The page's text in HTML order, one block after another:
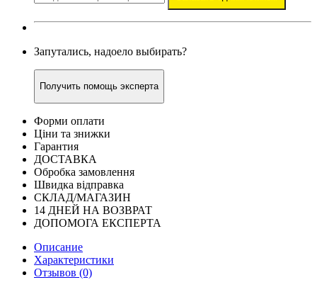
Запутались, надоело выбирать?
Получить помощь эксперта
Форми оплати
Ціни та знижки
Гарантия
ДОСТАВКА
Обробка замовлення
Швидка відправка
СКЛАД/МАГАЗИН
14 ДНЕЙ НА ВОЗВРАТ
ДОПОМОГА ЕКСПЕРТА
Описание
Характеристики
Отзывов (0)